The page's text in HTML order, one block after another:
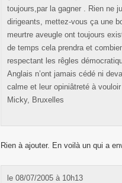
toujours,par la gagner . Rien ne
dirigeants, mettez-vous ça une
meurtre aveugle ont toujours
de temps cela prendra et
respectant les rêgles
Anglais n’ont jamais cédé ni
calme et leur opiniâtreté à
Micky, Bruxelles
Rien à ajouter. En voilà un qui a
le 08/07/2005 à 10h13